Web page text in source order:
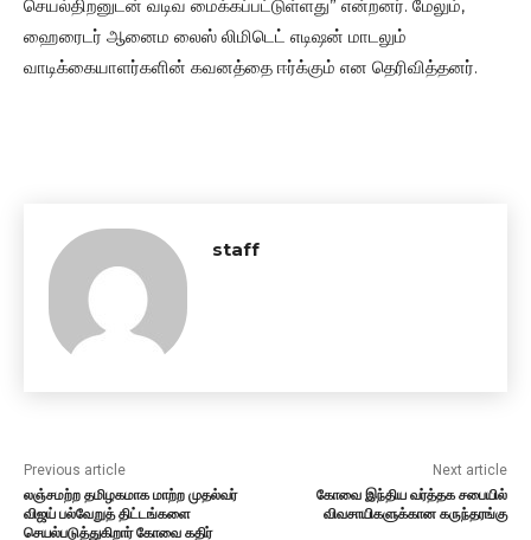
செயல்திறனுடன் வடிவ மைக்கப்பட்டுள்ளது” என்றனர். மேலும்,
ஹைரைடர் ஆனைம லைஸ் லிமிடெட் எடிஷன் மாடலும்
வாடிக்கையாளர்களின் கவனத்தை ஈர்க்கும் என தெரிவித்தனர்.
staff
Previous article
லஞ்சமற்ற தமிழகமாக மாற்ற முதல்வர்
விஜய் பல்வேறுத் திட்டங்களை
செயல்படுத்துகிறார் கோவை கதிர்
Next article
கோவை இந்திய வர்த்தக சபையில்
விவசாயிகளுக்கான கருந்தரங்கு